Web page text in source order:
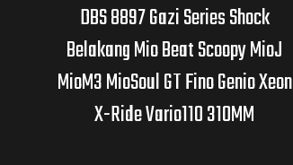
DBS 8897 Gazi Series Shock
Belakang Mio Beat Scoopy MioJ
MioM3 MioSoul GT Fino Genio Xeon
X-Ride Vario110 310MM